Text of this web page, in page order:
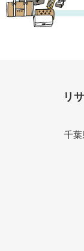
リ
千